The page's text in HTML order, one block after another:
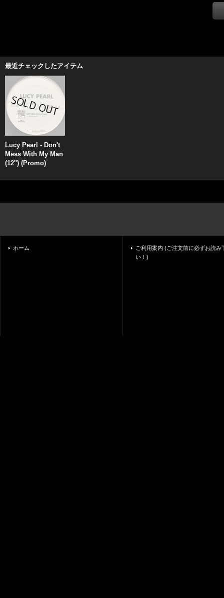
最近チェックしたアイテム
Lucy Pearl - Don't
Mess With My Man
(12'') (Promo)
ホーム
ご利用案内 (ご注文前に必ずお読み
い！)